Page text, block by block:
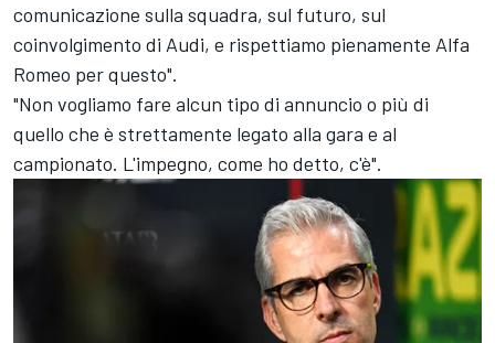
comunicazione sulla squadra, sul futuro, sul
coinvolgimento di Audi, e rispettiamo pienamente Alfa
Romeo per questo".
"Non vogliamo fare alcun tipo di annuncio o più di
quello che è strettamente legato alla gara e al
campionato. L'impegno, come ho detto, c'è".